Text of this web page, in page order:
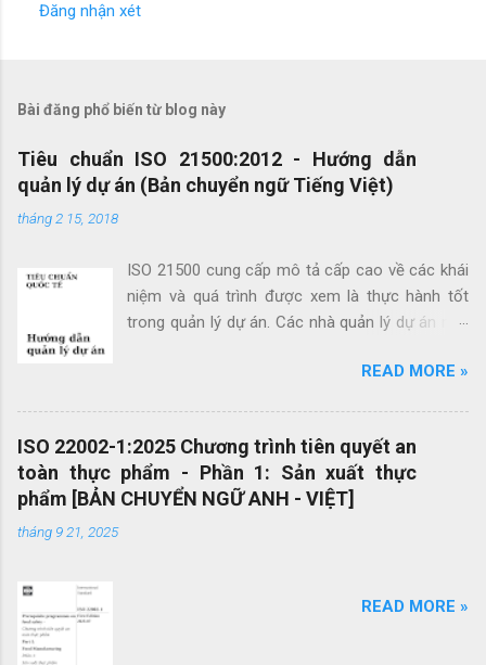
x
é
t
Đăng nhận xét
Bài đăng phổ biến từ blog này
Tiêu chuẩn ISO 21500:2012 - Hướng dẫn
quản lý dự án (Bản chuyển ngữ Tiếng Việt)
tháng 2 15, 2018
ISO 21500 cung cấp mô tả cấp cao về các khái
niệm và quá trình được xem là thực hành tốt
trong quản lý dự án. Các nhà quản lý dự án mới
nghiệm có thể sử dụng hướng dẫn quản lý dự
lợi ích của ISO 21500 bao gồm: Khuyến khích
chuyển giao kiến ​​thức giữa các dự án và giữa
các tổ chức nhằm nâng cao chất lượng dự án
nhân viên quản lý dự án và khả năng làm việc
READ MORE »
ISO 22002-1:2025 Chương trình tiên quyết an
toàn thực phẩm - Phần 1: Sản xuất thực
phẩm [BẢN CHUYỂN NGỮ ANH - VIỆT]
tháng 9 21, 2025
READ MORE »